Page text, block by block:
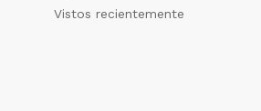
Vistos recientemente